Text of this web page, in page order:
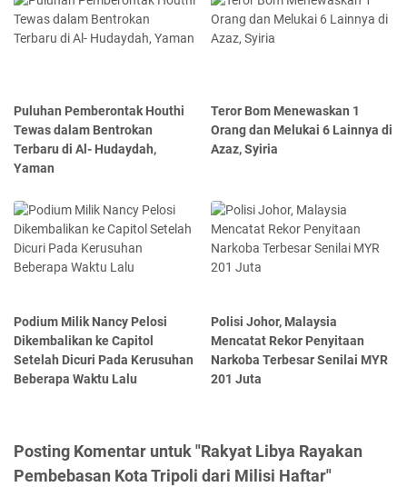
Puluhan Pemberontak Houthi
Tewas dalam Bentrokan
Terbaru di Al- Hudaydah,
Yaman
Teror Bom Menewaskan 1
Orang dan Melukai 6 Lainnya di
Azaz, Syiria
Podium Milik Nancy Pelosi
Dikembalikan ke Capitol
Setelah Dicuri Pada Kerusuhan
Beberapa Waktu Lalu
Polisi Johor, Malaysia
Mencatat Rekor Penyitaan
Narkoba Terbesar Senilai MYR
201 Juta
Posting Komentar untuk "Rakyat Libya Rayakan
Pembebasan Kota Tripoli dari Milisi Haftar"